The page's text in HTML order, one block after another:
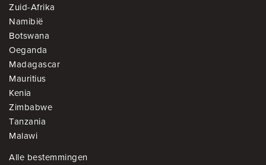
Zuid-Afrika
Namibië
Botswana
Oeganda
Madagascar
Mauritius
Kenia
Zimbabwe
Tanzania
Malawi
Alle bestemmingen